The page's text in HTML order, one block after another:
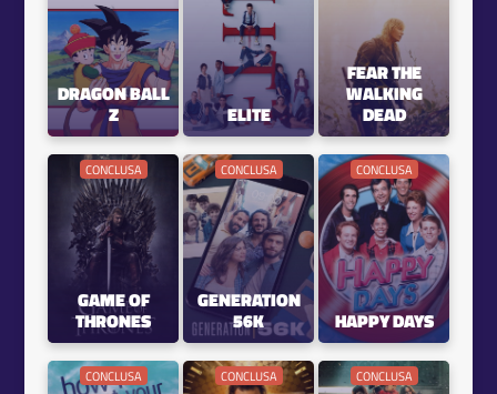
DRAGON BALL
Z ELITE
FEAR THE
WALKING
DEAD
CONCLUSA
GAME OF
THRONES
CONCLUSA
GENERATION
56K
CONCLUSA
HAPPY DAYS
CONCLUSA CONCLUSA CONCLUSA